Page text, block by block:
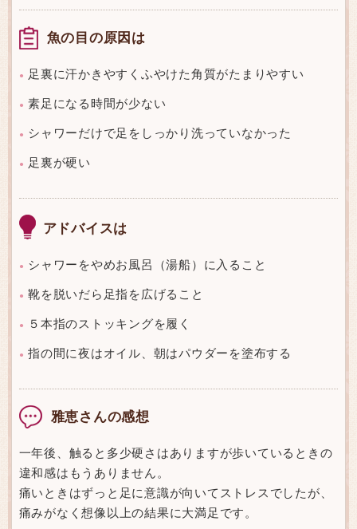
魚の目の原因は
● 足裏に汗かきやすくふやけた角質がたまりやすい
● 素足になる時間が少ない
● シャワーだけで足をしっかり洗っていなかった
● 足裏が硬い
アドバイスは
● シャワーをやめお風呂（湯船）に入ること
● 靴を脱いだら足指を広げること
● ５本指のストッキングを履く
● 指の間に夜はオイル、朝はパウダーを塗布する
雅恵さんの感想
一年後、触ると多少硬さはありますが歩いているときの
違和感はもうありません。
痛いときはずっと足に意識が向いてストレスでしたが、
痛みがなく想像以上の結果に大満足です。